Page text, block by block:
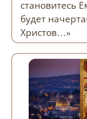
становитесь
будет
Христов…»